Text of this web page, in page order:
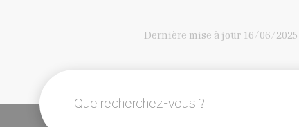
Dernière mise à jour 16/06/2025